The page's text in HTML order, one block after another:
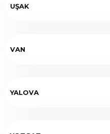
UŞAK
VAN
YALOVA